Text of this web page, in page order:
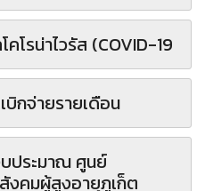
โรน่าไวรัส (COVID-19
กจ่ายรายเดือน
ประมาณ ศูนย์
คมผู้สูงอายุภูเก็ต